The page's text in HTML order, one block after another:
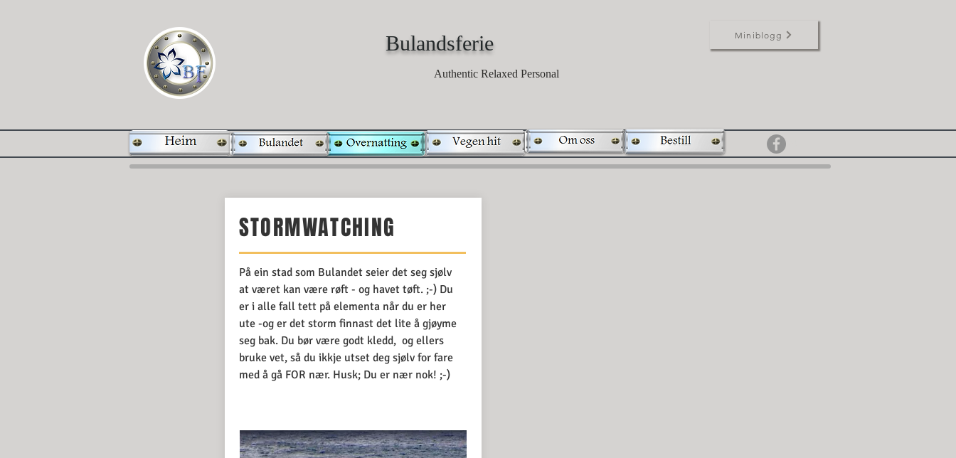
Bulandsferie Miniblogg
Authentic Relaxed Personal
Home Generell Bulandet Accomodation Booking How to get here About Us Blog
STORMWATCHING
På ein stad som Bulandet seier det seg sjølv
at været kan være røft - og havet tøft. ;-) Du
er i alle fall tett på elementa når du er her
ute -og er det storm finnast det lite å gjøyme
seg bak. Du bør være godt kledd, og ellers
bruke vet, så du ikkje utset deg sjølv for fare
med å gå FOR nær. Husk; Du er nær nok! ;-)